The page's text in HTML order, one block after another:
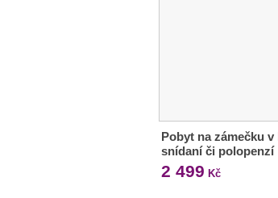
Pobyt na zámečku v
snídaní či polopenzí
2 499 Kč